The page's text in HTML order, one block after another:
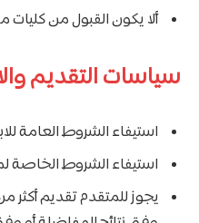
ألا يكون القبول من كليات
سياسات التقديم
استيفاء الشروط العامة
استيفاء الشروط الخاصة
يجوز للمتقدم تقديم أكثر